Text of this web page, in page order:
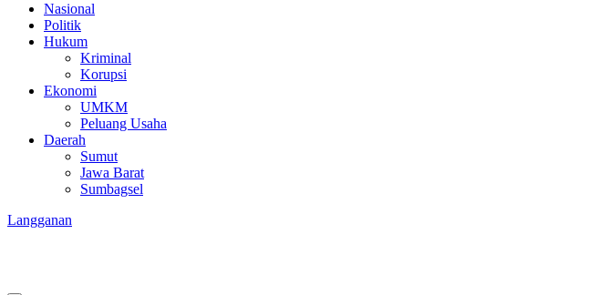
Nasional
Politik
Hukum
Kriminal
Korupsi
Ekonomi
UMKM
Peluang Usaha
Daerah
Sumut
Jawa Barat
Sumbagsel
Langganan